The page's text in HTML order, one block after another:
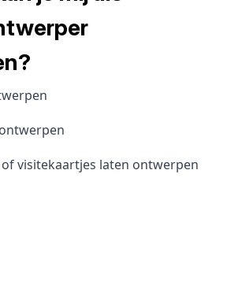
visitekaartjes laten ontwerpen